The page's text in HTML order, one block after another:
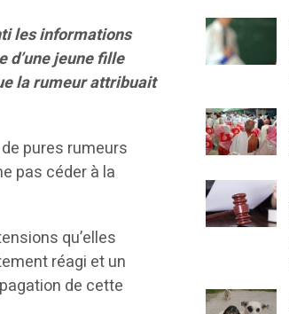
les informations
d’une jeune fille
la rumeur attribuait
pures rumeurs
pas céder à la
qu’elles
réagi et un
de cette